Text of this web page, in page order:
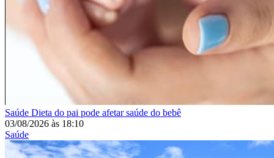
Saúde Dieta do pai pode afetar saúde do bebê
03/08/2026 às 18:10
Saúde